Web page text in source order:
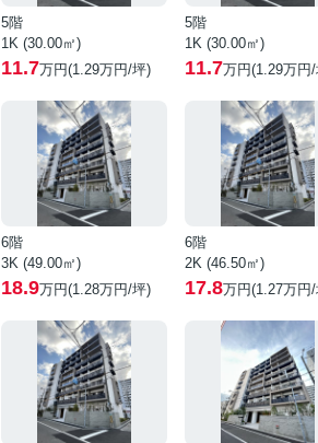
5階
1K (30.00㎡)
11.7万円(1.29万円/坪)
5階
1K (30.00㎡)
11.7万円(1.29万円
6階
3K (49.00㎡)
18.9万円(1.28万円/坪)
6階
2K (46.50㎡)
17.8万円(1.27万円